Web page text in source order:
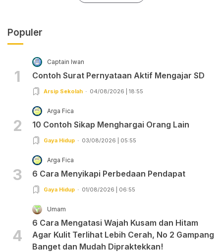
Populer
1
Captain Iwan
Contoh Surat Pernyataan Aktif Mengajar SD
Arsip Sekolah 04/08/2026 | 18:55
2
Arga Fica
10 Contoh Sikap Menghargai Orang Lain
Gaya Hidup 03/08/2026 | 05:55
3
Arga Fica
6 Cara Menyikapi Perbedaan Pendapat
Gaya Hidup 01/08/2026 | 06:55
4
Umam
6 Cara Mengatasi Wajah Kusam dan Hitam
Agar Kulit Terlihat Lebih Cerah, No 2 Gampang
Banget dan Mudah Dipraktekkan!